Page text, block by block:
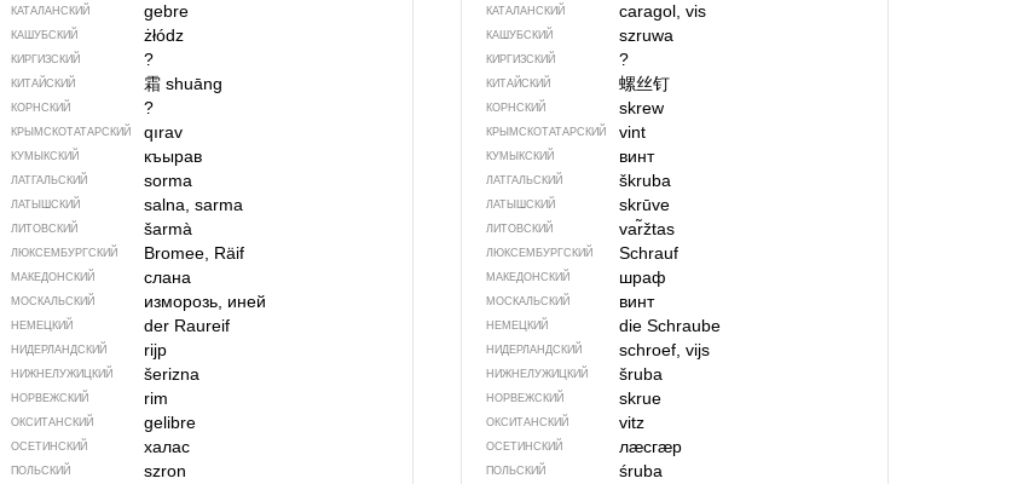
КАТАЛАНСКИЙ gebre
КАШУБСКИЙ żłódz
КИРГИЗСКИЙ ?
КИТАЙСКИЙ 霜 shuāng
КОРНСКИЙ ?
КРЫМСКО­ТАТАРСКИЙ qırav
КУМЫКСКИЙ къырав
ЛАТГАЛЬСКИЙ sorma
ЛАТЫШСКИЙ salna, sarma
ЛИТОВСКИЙ šarmà
ЛЮКСЕМБУРГСКИЙ Bromee, Räif
МАКЕДОНСКИЙ слана
МОСКАЛЬСКИЙ изморозь, иней
НЕМЕЦКИЙ der Raureif
НИДЕРЛАНДСКИЙ rijp
НИЖНЕЛУЖИЦКИЙ šerizna
НОРВЕЖСКИЙ rim
ОКСИТАНСКИЙ gelibre
ОСЕТИНСКИЙ халас
ПОЛЬСКИЙ szron
КАТАЛАНСКИЙ caragol, vis
КАШУБСКИЙ szruwa
КИРГИЗСКИЙ ?
КИТАЙСКИЙ 螺丝钉
КОРНСКИЙ skrew
КРЫМСКО­ТАТАРСКИЙ vint
КУМЫКСКИЙ винт
ЛАТГАЛЬСКИЙ škruba
ЛАТЫШСКИЙ skrūve
ЛИТОВСКИЙ var̃žtas
ЛЮКСЕМБУРГСКИЙ Schrauf
МАКЕДОНСКИЙ шраф
МОСКАЛЬСКИЙ винт
НЕМЕЦКИЙ die Schraube
НИДЕРЛАНДСКИЙ schroef, vijs
НИЖНЕЛУЖИЦКИЙ šruba
НОРВЕЖСКИЙ skrue
ОКСИТАНСКИЙ vitz
ОСЕТИНСКИЙ лӕсгӕр
ПОЛЬСКИЙ śruba